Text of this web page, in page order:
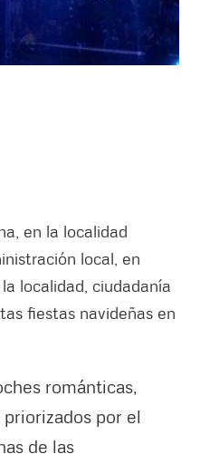
en la localidad
local, en
localidad, ciudadanía
fiestas navideñas en
románticas,
por el
de las